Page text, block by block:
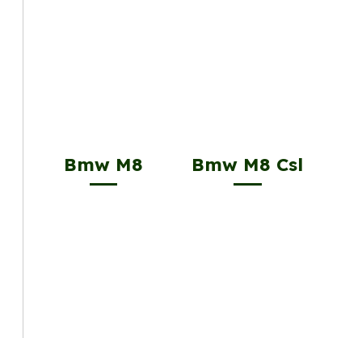
Bmw M8 Bmw M8 Csl